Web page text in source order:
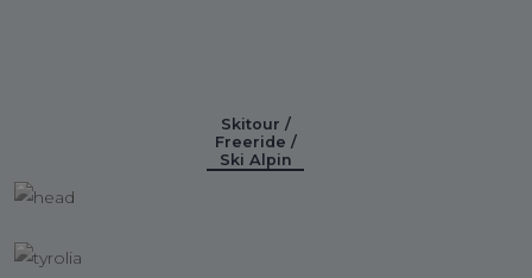
Skitour /
Freeride /
Ski Alpin